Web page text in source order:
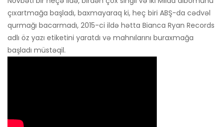
çıxartmağa başladı, baxmayaraq ki, heç biri ABŞ-da cədvəl
qurmağı bacarmadı, 2015-ci ildə hətta Bianca Ryan Records
adlı öz yazı etiketini yaratdı və mahnılarını buraxmağa
başladı müstəqil.